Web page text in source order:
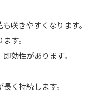
咲きやすくなります。
す。
効性があります。
く持続します。